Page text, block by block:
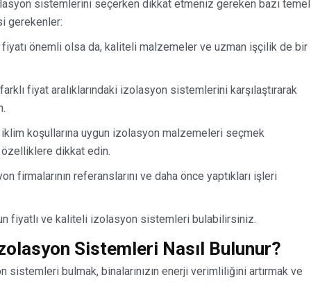
sistemlerini seçerken dikkat etmeniz gereken bazı temel
gerekenler:
önemli olsa da, kaliteli malzemeler ve uzman işçilik de bir
fiyat aralıklarındaki izolasyon sistemlerini karşılaştırarak
iklim koşullarına uygun izolasyon malzemeleri seçmek
özelliklere dikkat edin.
firmalarının referanslarını ve daha önce yaptıkları işleri
fiyatlı ve kaliteli izolasyon sistemleri bulabilirsiniz.
Sistemleri Nasıl Bulunur?
sistemleri bulmak, binalarınızın enerji verimliliğini artırmak ve